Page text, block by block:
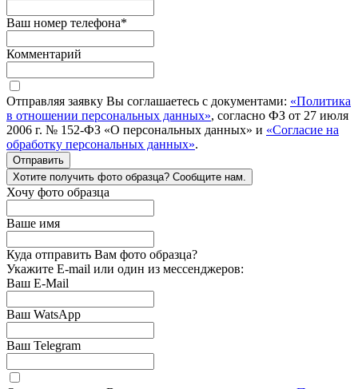
Ваш номер телефона*
Комментарий
Отправляя заявку Вы соглашаетесь с документами: «Политика
в отношении персональных данных», согласно ФЗ от 27 июля
2006 г. № 152-ФЗ «О персональных данных» и «Согласие на
обработку персональных данных».
Отправить
Хотите получить фото образца? Сообщите нам.
Хочу фото образца
Ваше имя
Куда отправить Вам фото образца?
Укажите E-mail или один из мессенджеров:
Ваш E-Mail
Ваш WatsApp
Ваш Telegram